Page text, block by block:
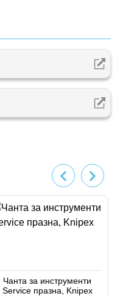
Чанта за инструменти
Service празна, Knipex